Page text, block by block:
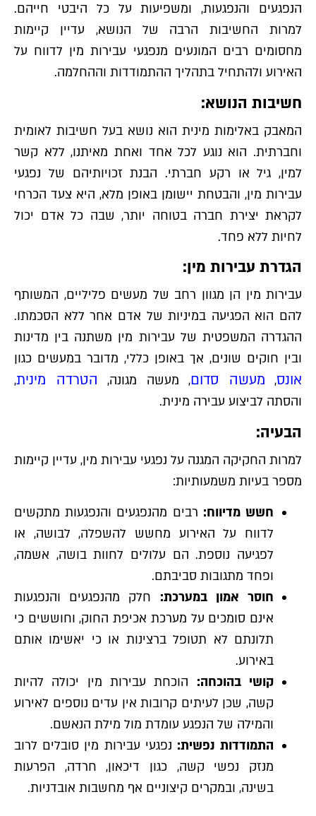
הנפגעים והנפגעות, ומשפיעות על כל היבטי חייהם.
למרות החשיבות הרבה של הנושא, עדיין קיימות
מחסומים רבים המונעים מנפגעי עבירות מין לדווח על
האירוע ולהתחיל בתהליך ההתמודדות וההחלמה.
חשיבות הנושא:
המאבק באלימות מינית הוא נושא בעל חשיבות לאומית
וחברתית. הוא נוגע לכל אחד ואחת מאיתנו, ללא קשר
למין, גיל או רקע חברתי. הבנת זכויותיהם של נפגעי
עבירות מין, והבטחת יישומן באופן מלא, היא צעד הכרחי
לקראת יצירת חברה בטוחה יותר, שבה כל אדם יכול
לחיות ללא פחד.
הגדרת עבירות מין:
עבירות מין הן מגוון רחב של מעשים פליליים, המשותף
להם הוא הפגיעה במיניות של אדם אחר ללא הסכמתו.
ההגדרה המשפטית של עבירות מין משתנה בין מדינות
ובין חוקים שונים, אך באופן כללי, מדובר במעשים כגון
אונס, מעשה סדום, מעשה מגונה, הטרדה מינית,
והסתה לביצוע עבירה מינית.
הבעיה:
למרות החקיקה המגנה על נפגעי עבירות מין, עדיין קיימות
מספר בעיות משמעותיות:
חשש מדיווח: רבים מהנפגעים והנפגעות מתקשים
לדווח על האירוע מחשש להשפלה, לבושה, או
לפגיעה נוספת. הם עלולים לחוות בושה, אשמה,
ופחד מתגובות סביבתם.
חוסר אמון במערכת: חלק מהנפגעים והנפגעות
אינם סומכים על מערכת אכיפת החוק, וחוששים כי
תלונתם לא תטופל ברצינות או כי יאשימו אותם
באירוע.
קושי בהוכחה: הוכחת עבירות מין יכולה להיות
קשה, שכן לעיתים קרובות אין עדים נוספים לאירוע
והמילה של הנפגע עומדת מול מילת הנאשם.
התמודדות נפשית: נפגעי עבירות מין סובלים לרוב
מנזק נפשי קשה, כגון דיכאון, חרדה, הפרעות
בשינה, ובמקרים קיצוניים אף מחשבות אובדניות.